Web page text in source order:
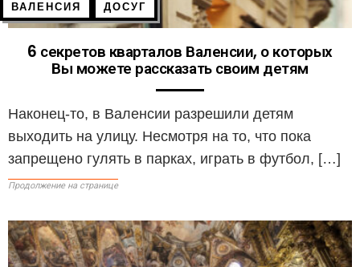
ВАЛЕНСИЯ ДОСУГ
6 секретов кварталов Валенсии, о которых
Вы можете рассказать своим детям
Наконец-то, в Валенсии разрешили детям
выходить на улицу. Несмотря на то, что пока
запрещено гулять в парках, играть в футбол, […]
Продолжение на странице